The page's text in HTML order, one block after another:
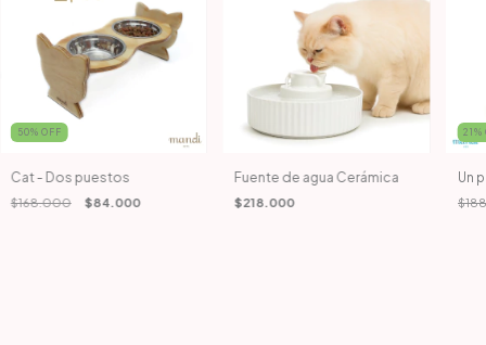
50% OFF
Cat - Dos puestos
$168.000 $84.000
Fuente de agua Cerámica
$218.000
21%
Un